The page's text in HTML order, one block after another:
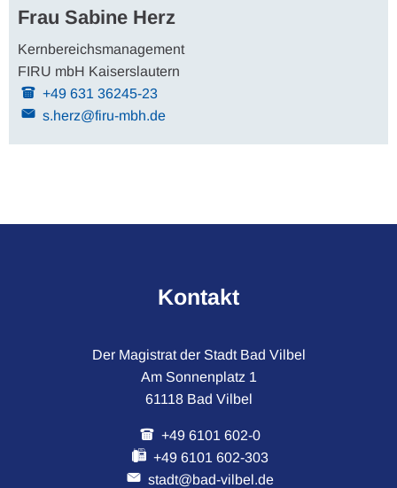
Frau Sabine Herz
Kernbereichsmanagement
FIRU mbH Kaiserslautern
+49 631 36245-23
s.herz@firu-mbh.de
Kontakt
Der Magistrat der Stadt Bad Vilbel
Am Sonnenplatz 1
61118 Bad Vilbel
+49 6101 602-0
+49 6101 602-303
stadt@bad-vilbel.de